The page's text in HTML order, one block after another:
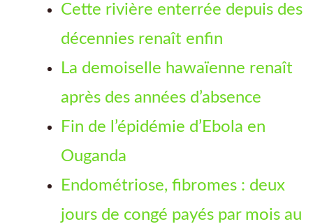
Cette rivière enterrée depuis des
décennies renaît enfin
La demoiselle hawaïenne renaît
après des années d’absence
Fin de l’épidémie d’Ebola en
Ouganda
Endométriose, fibromes : deux
jours de congé payés par mois au